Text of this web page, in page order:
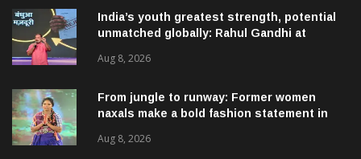
India’s youth greatest strength, potential
unmatched globally: Rahul Gandhi at
Aug 8, 2026
From jungle to runway: Former women
naxals make a bold fashion statement in
Aug 8, 2026